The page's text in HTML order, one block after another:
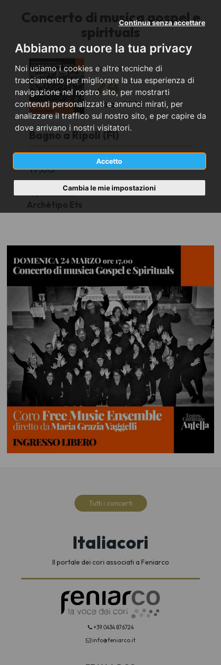
Abbiamo a cuore la tua privacy
Noi usiamo i cookies e altre tecniche di
tracciamento per migliorare la tua esperienza di
navigazione nel nostro sito, per mostrarti
contenuti personalizzati e annunci mirati, per
analizzare il traffico sul nostro sito, e per capire da
dove arrivano i nostri visitatori.
Accetto
Continua senza accettare
Cambia le mie impostazioni
Concerto di musica gospel e
spirituals
domenica
24
marzo2024
Bagno a Ripoli (FI)
Teatro Comunale Antella - Via Montisoni 10
17,00
Organizzato da
Archètipo Ets
Tutti i concerti
Italiacori
Il portale dei cori associati a Feniarco
+39 0434 876724
info@feniarco.it